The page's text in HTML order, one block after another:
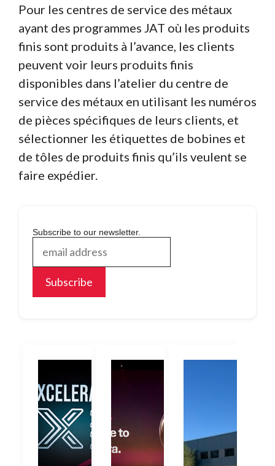
Pour les centres de service des métaux
ayant des programmes JAT où les produits
finis sont produits à l’avance, les clients
peuvent voir leurs produits finis
disponibles dans l’atelier du centre de
service des métaux en utilisant les numéros
de pièces spécifiques de leurs clients, et
sélectionner les étiquettes de bobines et
de tôles de produits finis qu’ils veulent se
faire expédier.
Subscribe to our newsletter.